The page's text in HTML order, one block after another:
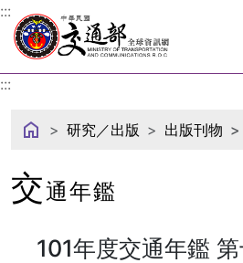
中華民國交通部
:::
:::
研究／出版 出版刊物
交通年鑑
101年度交通年鑑